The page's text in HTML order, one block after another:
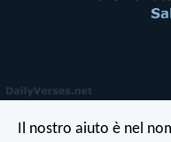
Il nostro aiuto è nel